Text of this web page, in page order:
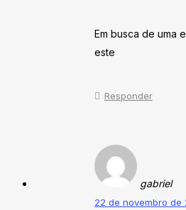
Em busca de uma
este
Responder
gabriel
22 de novembro de